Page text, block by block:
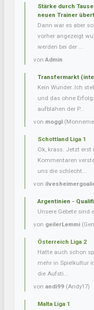
Stärke durch
neuen Trainer
Dann war es aber
vorher angezeigt
werden bei der ...
vonAdmin
Transfermarkt
Kein Wunder..Ich
und das ohne
aufblähen der P...
von moggl
Schottland Liga 1
Ok, krass. Jetzt erst
Kommentaren
uns die schlecht...
von
Argentinien -
Unsere Gebete sind
von geilerLemmi
Österreich Liga 2
Hatte auch schon
mehr in Spielkultur
die Aufsti...
von andi99 (Andy17)
Malta Liga 1